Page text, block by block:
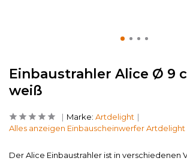
Einbaustrahler Alice Ø 9
weiß
Marke: Artdelight
Alles anzeigen Einbauscheinwerfer Artdelight
Der Alice Einbaustrahler ist in verschiedenen